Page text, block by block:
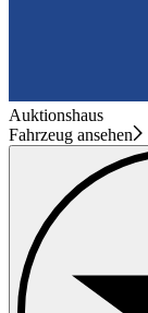
Auktionshaus
Fahrzeug ansehen